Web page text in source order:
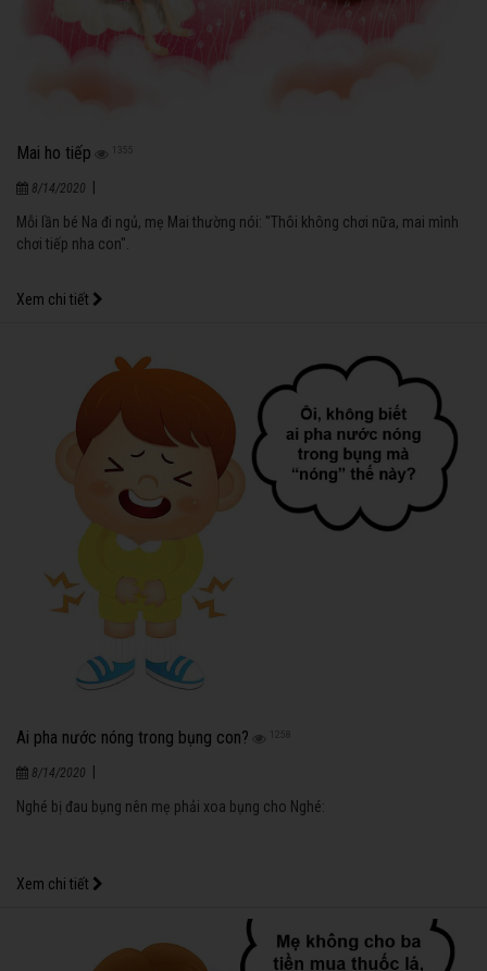
Mai ho tiếp 1355
8/14/2020
Mỗi lần bé Na đi ngủ, mẹ Mai thường nói: "Thôi không chơi nữa, mai mình
chơi tiếp nha con".
Xem chi tiết
Ai pha nước nóng trong bụng con? 1258
8/14/2020
Nghé bị đau bụng nên mẹ phải xoa bụng cho Nghé:
Xem chi tiết